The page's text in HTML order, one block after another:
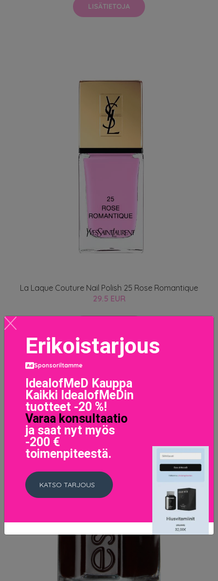
LISÄTIETOJA
La Laque Couture Nail Polish 25 Rose Romantique
29.5 EUR
Erikoistarjous
Sponsoriltamme
IdealofMeD Kauppa
Kaikki IdealofMeDin
tuotteet -20 %!
Varaa konsultaatio
ja saat nyt myös
-200 €
toimenpiteestä.
KATSO TARJOUS